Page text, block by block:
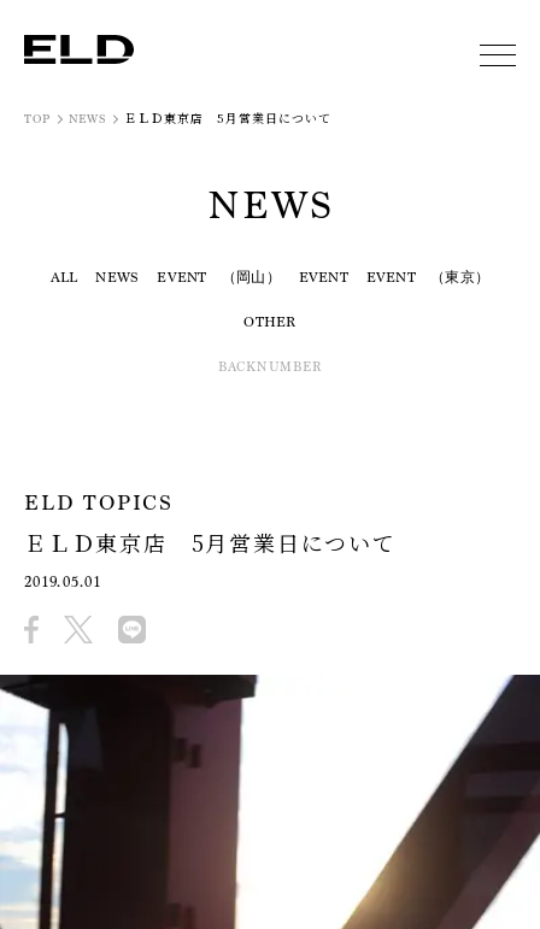
TOP NEWS ＥＬＤ東京店 5月営業日について
NEWS
ALL NEWS EVENT （岡山） EVENT EVENT （東京）
OTHER
BACKNUMBER
ELD TOPICS
ＥＬＤ東京店 5月営業日について
2019.05.01